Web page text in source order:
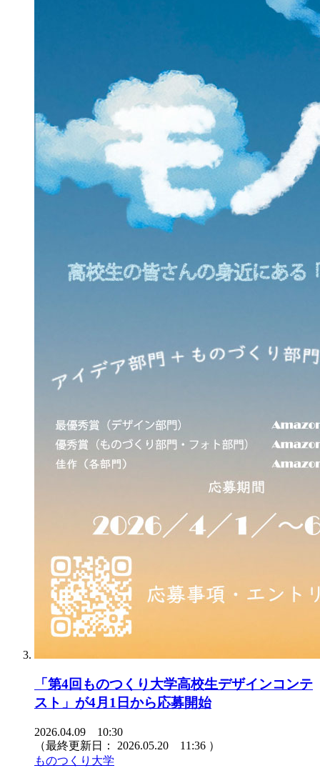
「第4回ものつくり大学高校生デザインコンテ
スト」が4月1日から応募開始
2026.04.09 10:30
（最終更新日： 2026.05.20 11:36 ）
ものつくり大学